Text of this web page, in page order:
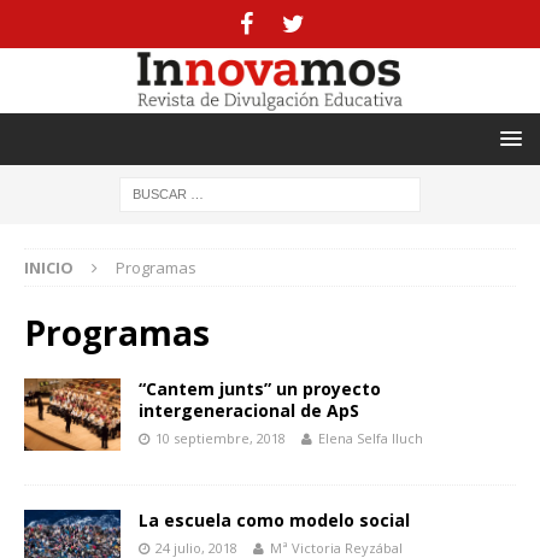
INICIO Programas
Programas
“Cantem junts” un proyecto
intergeneracional de ApS
10 septiembre, 2018 Elena Selfa lluch
La escuela como modelo social
24 julio, 2018 Mª Victoria Reyzábal